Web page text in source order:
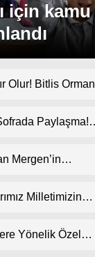
Gündem
Spor
Magazin
için kamu
Olur! Bitlis Orman
Paylaşma!
Mergen’in
Milletimizin
Yönelik Özel